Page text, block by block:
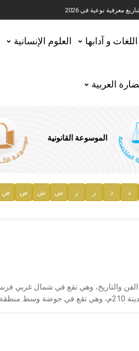
معرفية نوعية في 2026
اللغات و آدابها العلوم الإنسانية
العربية
الموسوعة القانونية
د ذ ر ز س ش ص ض